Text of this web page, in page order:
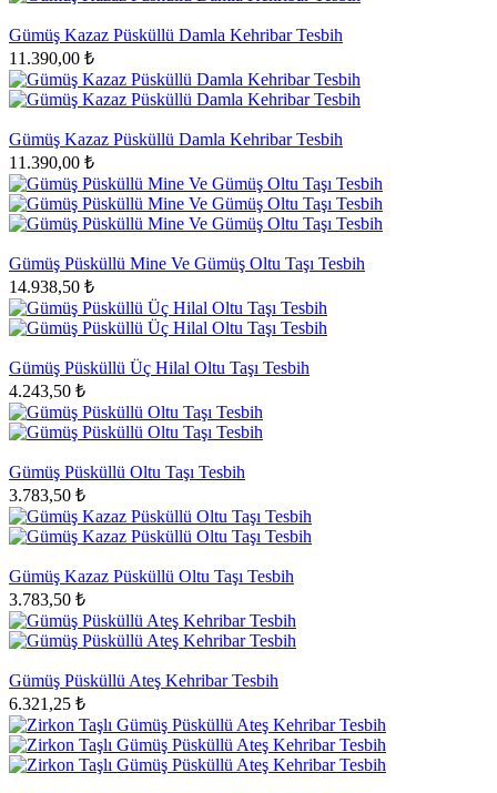
Gümüş Kazaz Püsküllü Damla Kehribar Tesbih
11.390,00 ₺
Gümüş Kazaz Püsküllü Damla Kehribar Tesbih
11.390,00 ₺
Gümüş Püsküllü Mine Ve Gümüş Oltu Taşı Tesbih
14.938,50 ₺
Gümüş Püsküllü Üç Hilal Oltu Taşı Tesbih
4.243,50 ₺
Gümüş Püsküllü Oltu Taşı Tesbih
3.783,50 ₺
Gümüş Kazaz Püsküllü Oltu Taşı Tesbih
3.783,50 ₺
Gümüş Püsküllü Ateş Kehribar Tesbih
6.321,25 ₺